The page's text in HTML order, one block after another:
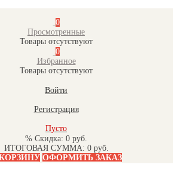
0
Просмотренные
Товары отсутствуют
0
Избранное
Товары отсутствуют
Войти
Регистрация
Пусто
% Скидка: 0 руб.
ИТОГОВАЯ СУММА: 0 руб.
ОФОРМИТЬ ЗАКАЗ